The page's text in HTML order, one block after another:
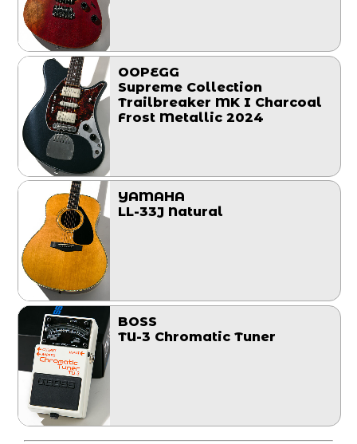
OOPEGG
Supreme Collection
Trailbreaker MK I Charcoal
Frost Metallic 2024
YAMAHA
LL-33J Natural
BOSS
TU-3 Chromatic Tuner